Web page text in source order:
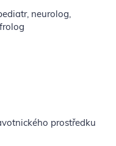
neurolog,
prostředku